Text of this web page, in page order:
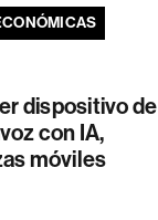
dispositivo de
con IA,
móviles